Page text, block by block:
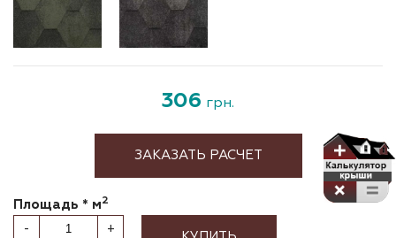
306 грн.
ЗАКАЗАТЬ РАСЧЕТ
Площадь * м2
- +